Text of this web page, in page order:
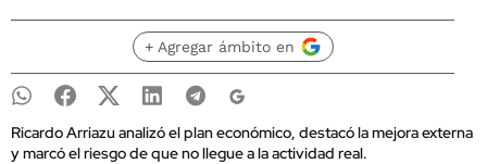
+ Agregar ámbito en
Ricardo Arriazu analizó el plan económico, destacó la mejora externa
y marcó el riesgo de que no llegue a la actividad real.